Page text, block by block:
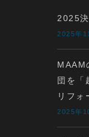
2025決
2025年
MAAM
団を「
リフォ
2025年